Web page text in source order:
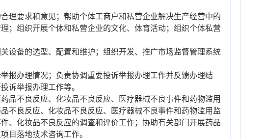
理要求和意见；帮助个体工商户和私营企业解决生产经营中的
；组织开展个体和私营企业的文化、体育活动；组织个体私营
设备的选型、配置和维护；组织开发、推广市场监督管理系统
报办理情况；负责协调重要投诉举报办理工作并反馈办理结
诉举报办理工作等。
品不良反应、化妆品不良反应、医疗器械不良事件和药物滥用
不良反应、化妆品不良反应、医疗器械不良事件和药物滥用监
、化妆品不良反应的调查和评价工作；协助有关部门开展药品
目落地技术咨询工作。